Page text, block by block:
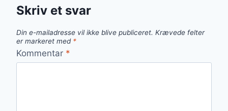
Skriv et svar
Din e-mailadresse vil ikke blive publiceret. Krævede felter
er markeret med *
Kommentar *